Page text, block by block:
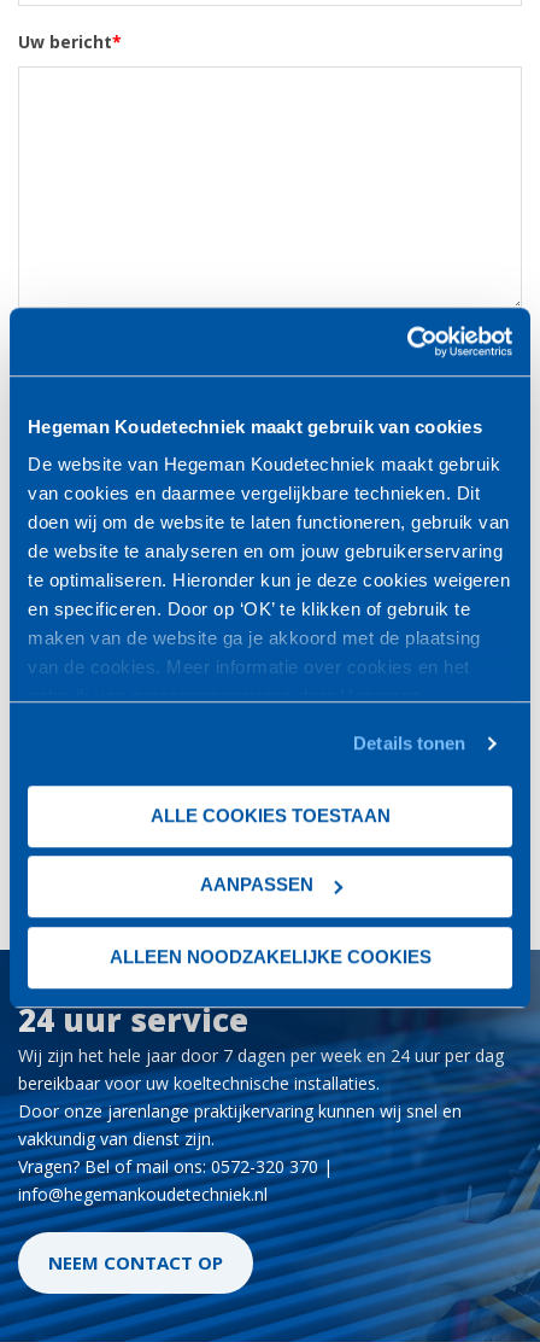
Hegeman Koudetechniek maakt gebruik van cookies
De website van Hegeman Koudetechniek maakt gebruik
van cookies en daarmee vergelijkbare technieken. Dit
doen wij om de website te laten functioneren, gebruik van
de website te analyseren en om jouw gebruikerservaring
te optimaliseren. Hieronder kun je deze cookies weigeren
en specificeren. Door op ‘OK’ te klikken of gebruik te
maken van de website ga je akkoord met de plaatsing
van de cookies. Meer informatie over cookies en het
Details tonen
ALLE COOKIES TOESTAAN
AANPASSEN
ALLEEN NOODZAKELIJKE COOKIES
Uw bericht*
Ik ga akkoord met de verwerking van mijn
privacy beschermen en respecteren, verwijzen we je graag naar
onzeprivacyverklaring
CAPTCHA
OFFERTE AANVRAGEN
24 uur service
Wij zijn het hele jaar door 7 dagen per week en 24 uur per dag
bereikbaar voor uw koeltechnische installaties.
Door onze jarenlange praktijkervaring kunnen wij snel en
vakkundig van dienst zijn.
Vragen? Bel of mail ons: 0572-320 370 |
info@hegemankoudetechniek.nl
NEEM CONTACT OP